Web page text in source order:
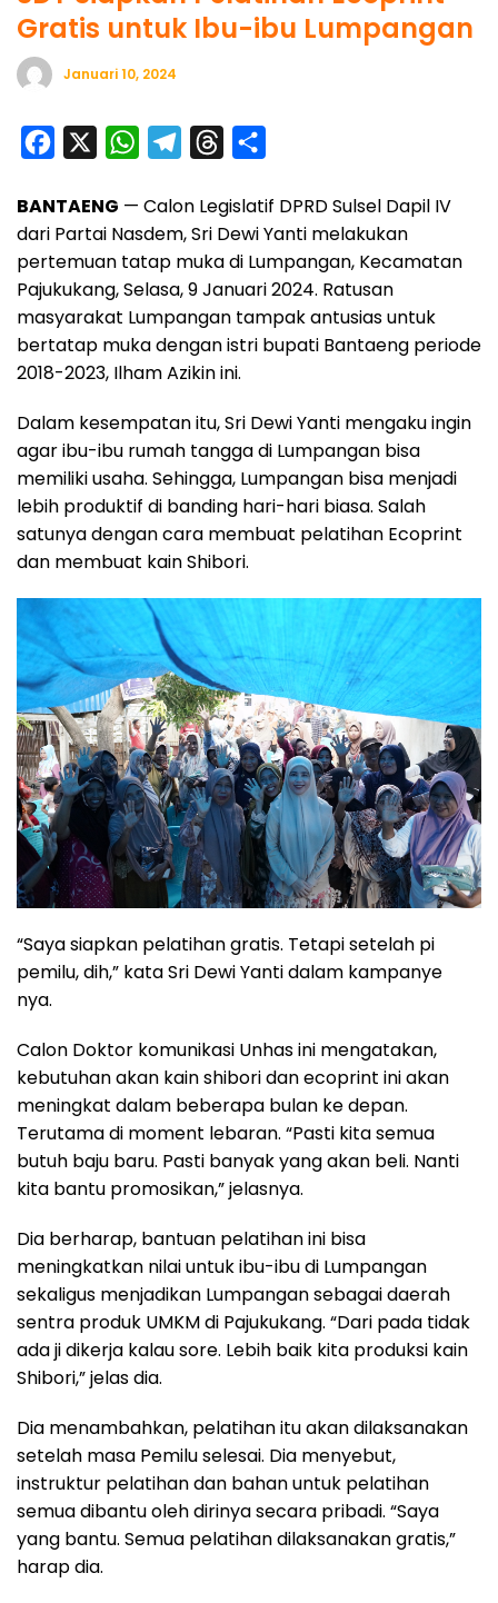
Gratis untuk Ibu-ibu Lumpangan
Januari 10, 2024
c
e
b
o
o
k
W
a
t
s
A
p
p
l
e
g
r
a
m
r
e
a
d
s
a
r
e
BANTAENG — Calon Legislatif DPRD Sulsel Dapil IV
dari Partai Nasdem, Sri Dewi Yanti melakukan
pertemuan tatap muka di Lumpangan, Kecamatan
Pajukukang, Selasa, 9 Januari 2024. Ratusan
masyarakat Lumpangan tampak antusias untuk
bertatap muka dengan istri bupati Bantaeng periode
2018-2023, Ilham Azikin ini.
Dalam kesempatan itu, Sri Dewi Yanti mengaku ingin
agar ibu-ibu rumah tangga di Lumpangan bisa
memiliki usaha. Sehingga, Lumpangan bisa menjadi
lebih produktif di banding hari-hari biasa. Salah
satunya dengan cara membuat pelatihan Ecoprint
dan membuat kain Shibori.
“Saya siapkan pelatihan gratis. Tetapi setelah pi
pemilu, dih,” kata Sri Dewi Yanti dalam kampanye
nya.
Calon Doktor komunikasi Unhas ini mengatakan,
kebutuhan akan kain shibori dan ecoprint ini akan
meningkat dalam beberapa bulan ke depan.
Terutama di moment lebaran. “Pasti kita semua
butuh baju baru. Pasti banyak yang akan beli. Nanti
kita bantu promosikan,” jelasnya.
Dia berharap, bantuan pelatihan ini bisa
meningkatkan nilai untuk ibu-ibu di Lumpangan
sekaligus menjadikan Lumpangan sebagai daerah
sentra produk UMKM di Pajukukang. “Dari pada tidak
ada ji dikerja kalau sore. Lebih baik kita produksi kain
Shibori,” jelas dia.
Dia menambahkan, pelatihan itu akan dilaksanakan
setelah masa Pemilu selesai. Dia menyebut,
instruktur pelatihan dan bahan untuk pelatihan
semua dibantu oleh dirinya secara pribadi. “Saya
yang bantu. Semua pelatihan dilaksanakan gratis,”
harap dia.